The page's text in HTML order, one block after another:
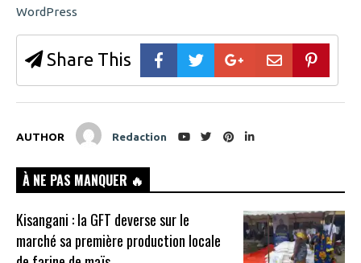
WordPress
Share This
AUTHOR Redaction
À NE PAS MANQUER 🔥
Kisangani : la GFT deverse sur le
marché sa première production locale